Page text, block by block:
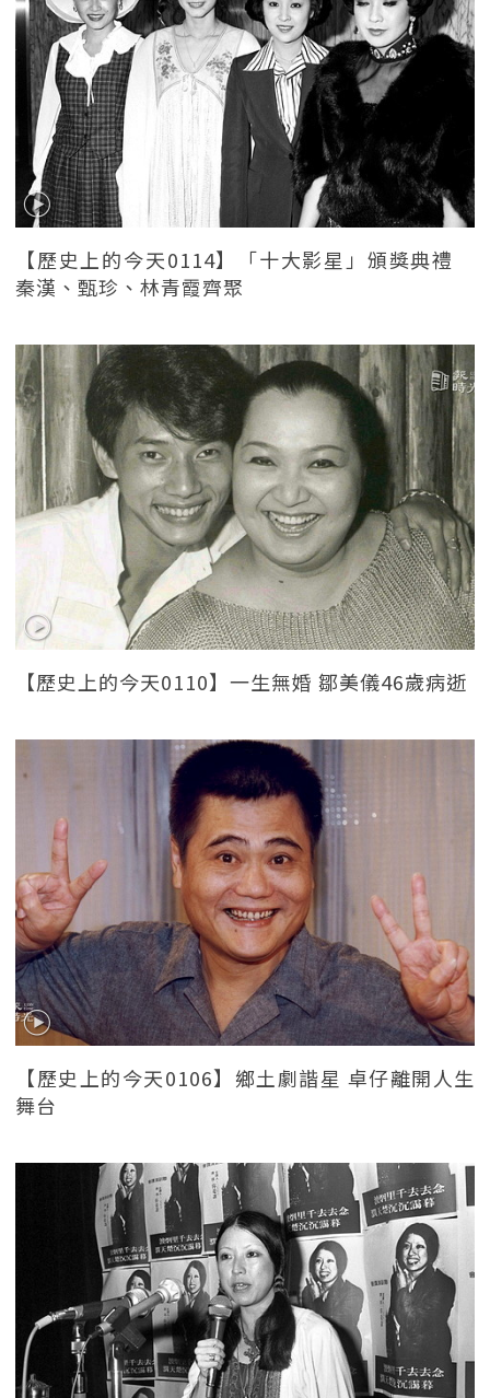
【歷史上的今天0114】「十大影星」頒獎典禮
秦漢、甄珍、林青霞齊聚
【歷史上的今天0110】一生無婚 鄒美儀46歲病逝
【歷史上的今天0106】鄉土劇諧星 卓仔離開人生
舞台